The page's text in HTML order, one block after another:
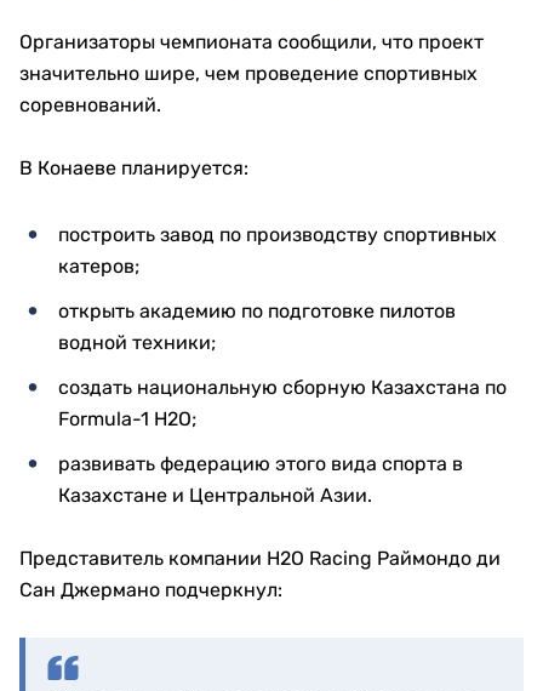
Организаторы чемпионата сообщили, что проект
значительно шире, чем проведение спортивных
соревнований.
В Конаеве планируется:
построить завод по производству спортивных
катеров;
открыть академию по подготовке пилотов
водной техники;
создать национальную сборную Казахстана по
Formula-1 H2O;
развивать федерацию этого вида спорта в
Казахстане и Центральной Азии.
Представитель компании H2O Racing Раймондо ди
Сан Джермано подчеркнул: